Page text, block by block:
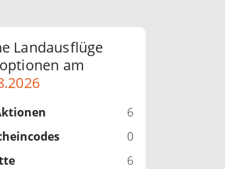
Landausflüge
am
6
0
6